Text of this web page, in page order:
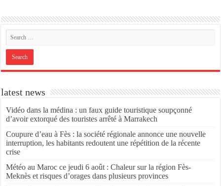
latest news
Vidéo dans la médina : un faux guide touristique soupçonné
d’avoir extorqué des touristes arrêté à Marrakech
Coupure d’eau à Fès : la société régionale annonce une nouvelle
interruption, les habitants redoutent une répétition de la récente
crise
Météo au Maroc ce jeudi 6 août : Chaleur sur la région Fès-
Meknès et risques d’orages dans plusieurs provinces